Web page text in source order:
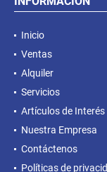
Inicio
Ventas
Alquiler
Servicios
Artículos de Interés
Nuestra Empresa
Contáctenos
Políticas de